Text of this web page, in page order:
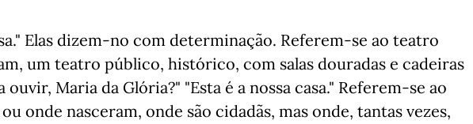
Elas dizem-no com determinação. Referem-se ao teatro
um teatro público, histórico, com salas douradas e cadeiras
ouvir, Maria da Glória?" "Esta é a nossa casa." Referem-se ao
onde nasceram, onde são cidadãs, mas onde, tantas vezes,